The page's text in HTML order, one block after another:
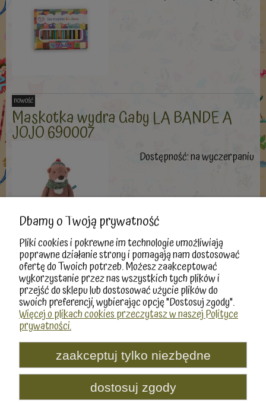
Maskotka wydra Gaby LA BANDE A
JOJO 690007
Dostępność:na wyczerpaniu
nowość
« 1 2 3 4 5 ... 8
Informacje
Produkty
Dbamy o Twoją prywatność
Pliki cookies i pokrewne im technologie umożliwiają
poprawne działanie strony i pomagają nam dostosować
ofertę do Twoich potrzeb. Możesz zaakceptować
wykorzystanie przez nas wszystkich tych plików i
przejść do sklepu lub dostosować użycie plików do
swoich preferencji, wybierając opcję "Dostosuj zgody".
Więcej o plikach cookies przeczytasz w naszej Polityce
prywatności.
zaakceptuj tylko niezbędne
dostosuj zgody